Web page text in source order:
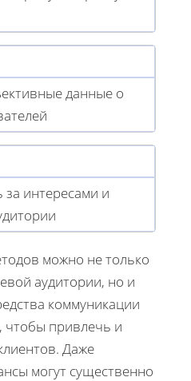
данные о
интересами и
можно не только
аудитории, но и
коммуникации
чтобы привлечь и
Даже
могут существенно